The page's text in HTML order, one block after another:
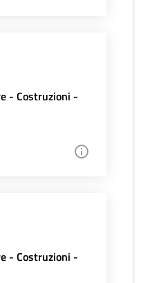
- Costruzioni -
- Costruzioni -